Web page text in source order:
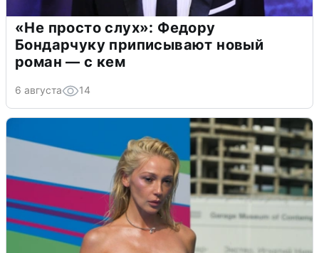
«Не просто слух»: Федору
Бондарчуку приписывают новый
роман — с кем
6 августа 14